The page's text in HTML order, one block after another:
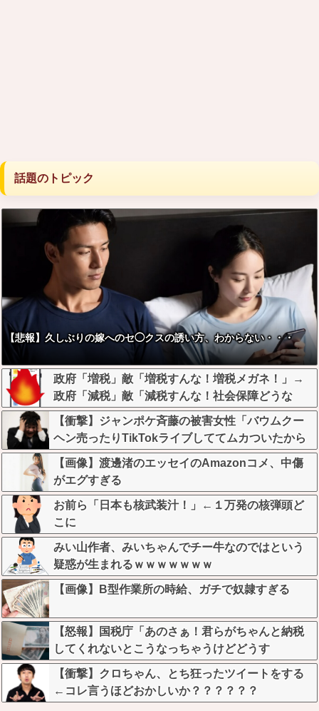
話題のトピック
【悲報】久しぶりの嫁へのセ◯クスの誘い方、わからない・・・
政府「増税」敵「増税すんな！増税メガネ！」→
政府「減税」敵「減税すんな！社会保障どうな
る！」
【衝撃】ジャンポケ斉藤の被害女性「バウムクー
ヘン売ったりTikTokライブしててムカついたから
示談しなかった」←コレってさ…
【画像】渡邊渚のエッセイのAmazonコメ、中傷
がエグすぎる
お前ら「日本も核武装汁！」←１万発の核弾頭ど
こに
みい山作者、みいちゃんでチー牛なのではという
疑惑が生まれるｗｗｗｗｗｗｗ
【画像】B型作業所の時給、ガチで奴隷すぎる
【怒報】国税庁「あのさぁ！君らがちゃんと納税
してくれないとこうなっちゃうけどどうす
る？！」←これw w w w w w w w
【衝撃】クロちゃん、とち狂ったツイートをする
←コレ言うほどおかしいか？？？？？？